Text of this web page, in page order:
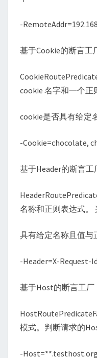
-
基于Cookie的断言工
cookie 名字和一个
cookie是否具有给定
-Cookie=chocolate,
基于Header的断言工
名称和正则表达式。
具有给定名称且值与
-Header=X-Request-
基于Host的断言工厂
模式。判断请求的
-Host=**.testhost.org